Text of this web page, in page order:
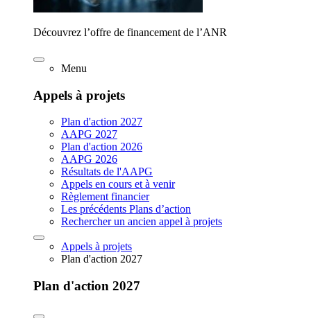
Découvrez l’offre de financement de l’ANR
Menu
Appels à projets
Plan d'action 2027
AAPG 2027
Plan d'action 2026
AAPG 2026
Résultats de l'AAPG
Appels en cours et à venir
Règlement financier
Les précédents Plans d’action
Rechercher un ancien appel à projets
Appels à projets
Plan d'action 2027
Plan d'action 2027